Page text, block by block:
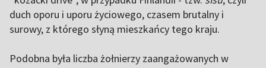
duch oporu i uporu życiowego, czasem brutalny i
surowy, z którego słyną mieszkańcy tego kraju.
Podobna była liczba żołnierzy zaangażowanych w